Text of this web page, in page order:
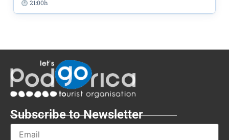
21:00h
Subscribe to Newsletter